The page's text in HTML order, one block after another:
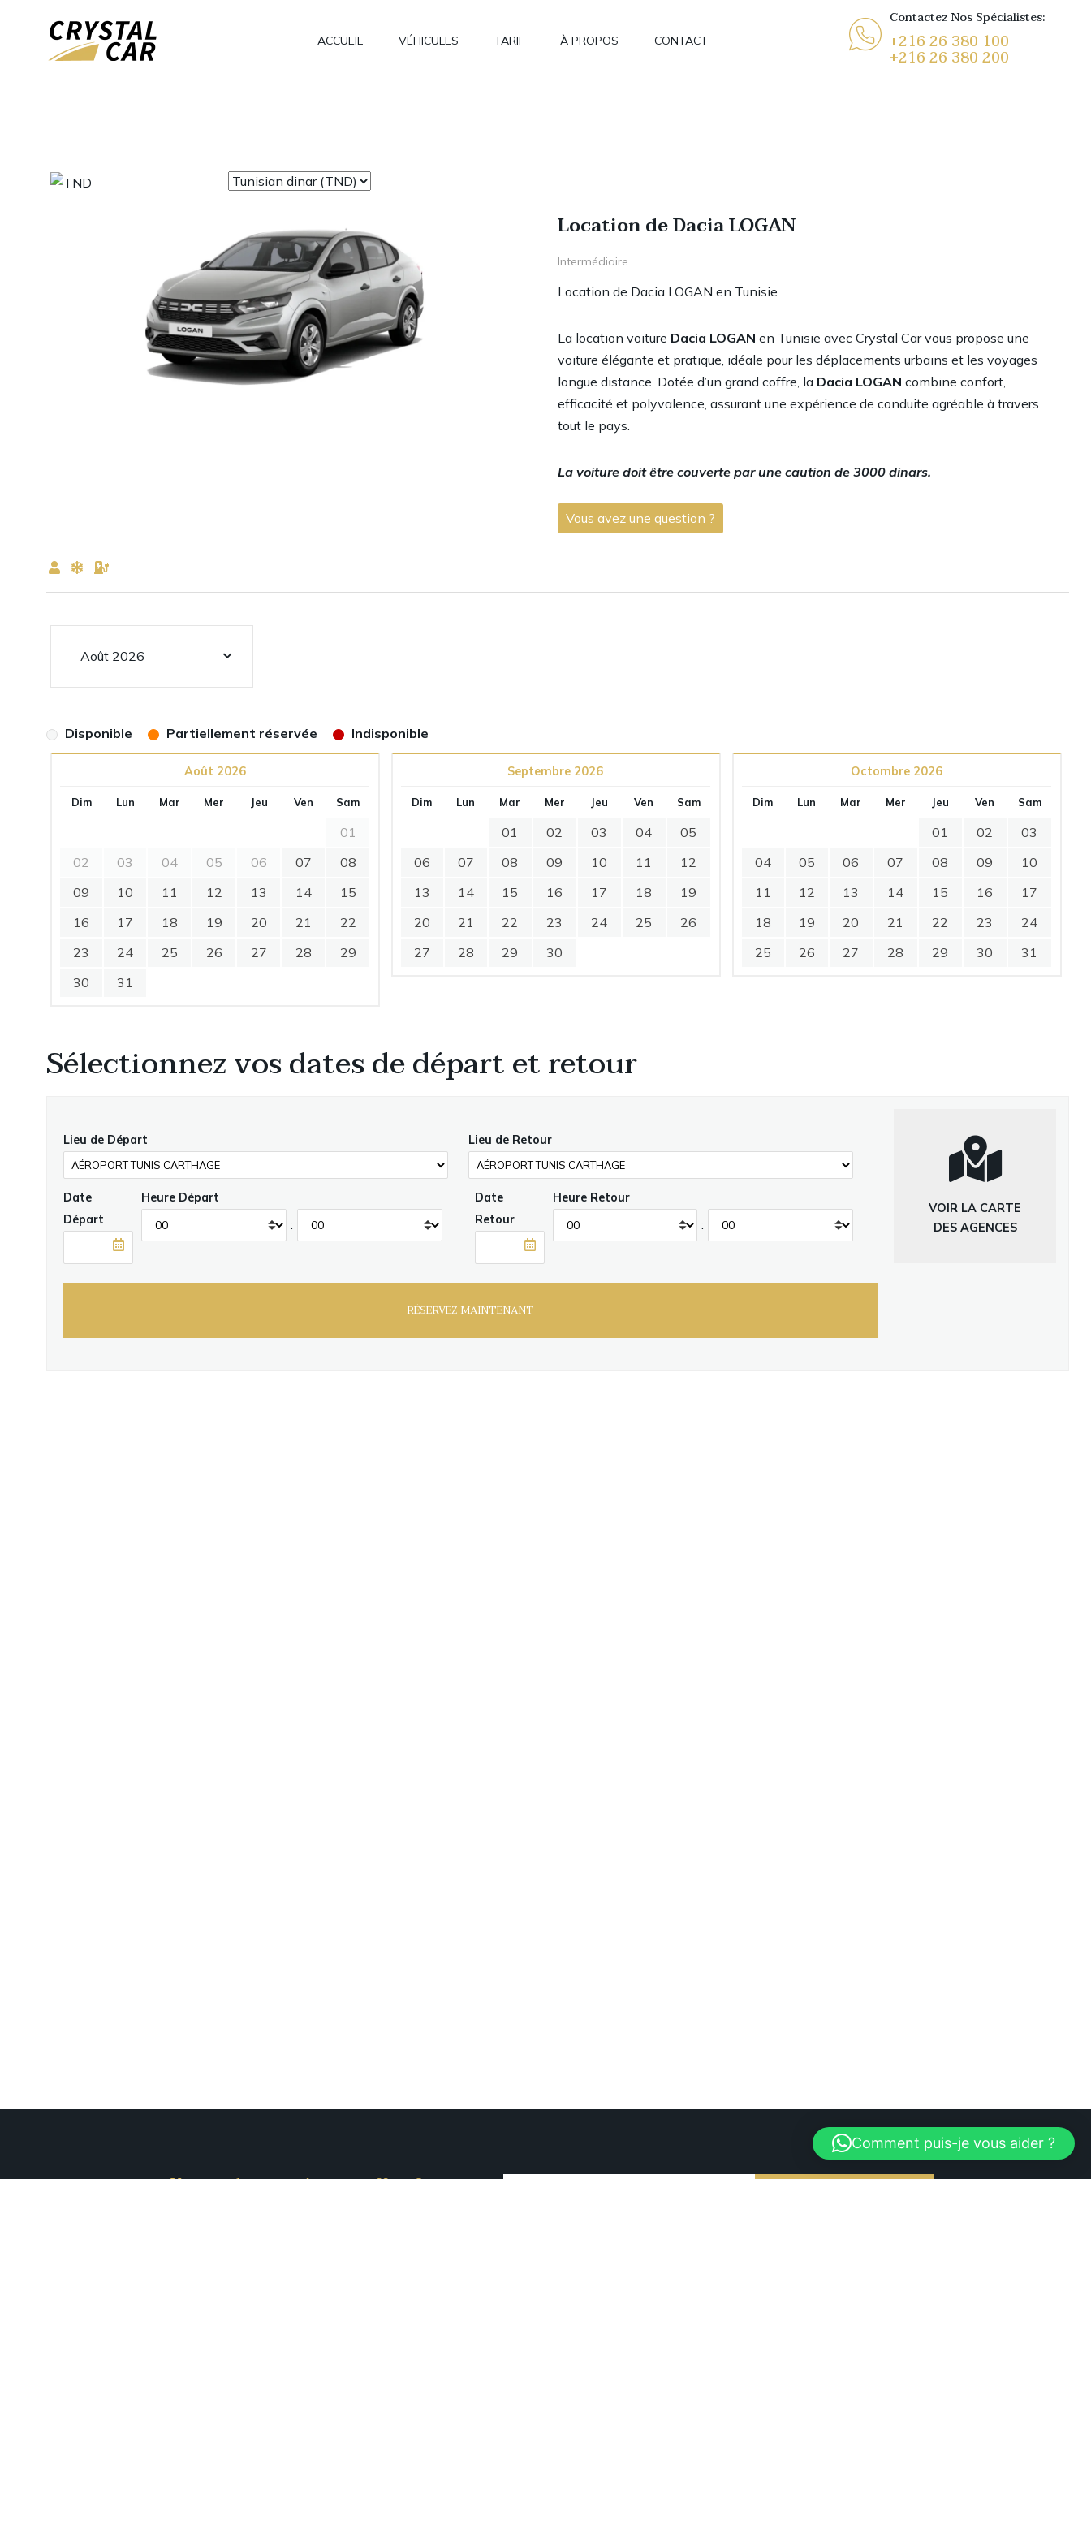
ACCUEIL VÉHICULES TARIF À PROPOS CONTACT
Contactez Nos Spécialistes:
+216 26 380 100
+216 26 380 200
Location de Dacia LOGAN
Intermédiaire
Location de Dacia LOGAN en Tunisie
La location voiture Dacia LOGAN en Tunisie avec Crystal Car vous propose une
voiture élégante et pratique, idéale pour les déplacements urbains et les voyages
longue distance. Dotée d’un grand coffre, la Dacia LOGAN combine confort,
efficacité et polyvalence, assurant une expérience de conduite agréable à travers
tout le pays.
La voiture doit être couverte par une caution de 3000 dinars.
Vous avez une question ?
Disponible Partiellement réservée Indisponible
Août 2026
Dim Lun Mar Mer Jeu Ven Sam
01
02
03 04 05 06 07
08
09
10 11 12 13 14
15
16
17 18 19 20 21
22
23
24 25 26 27 28
29
30
31
Septembre 2026
Dim Lun Mar Mer Jeu Ven Sam
01 02 03 04
05
06
07 08 09 10 11
12
13
14 15 16 17 18
19
20
21 22 23 24 25
26
27
28 29 30
Octombre 2026
Dim Lun Mar Mer Jeu Ven Sam
01 02
03
04
05 06 07 08 09
10
11
12 13 14 15 16
17
18
19 20 21 22 23
24
25
26 27 28 29 30 31
Sélectionnez vos dates de départ et retour
Lieu de Départ Lieu de Retour
Date
Départ
Heure Départ
:
Date
Retour
Heure Retour
:
VOIR LA CARTE
DES AGENCES
Vous voulez connaître nos offres ?
Comment puis-je vous aider ?